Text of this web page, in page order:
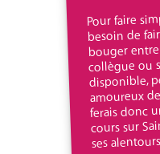
Pour faire
besoin de
bouger
collègue ou
disponible,
amoureux
ferais donc
cours sur
ses